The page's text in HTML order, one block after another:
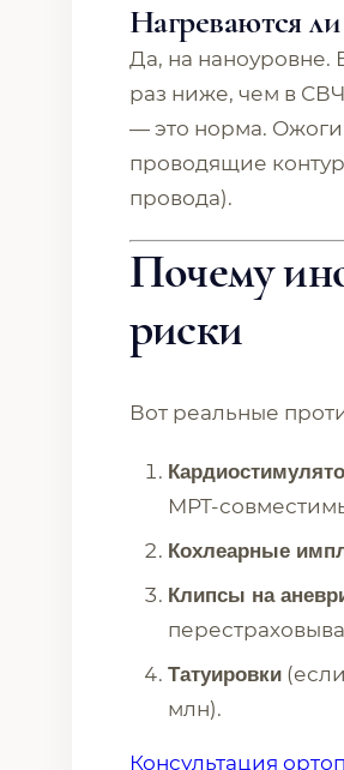
Нагреваются
Да, на наноуровне.
раз ниже, чем в
— это норма. Ожоги
проводящие
провода).
Почему
риски
Вот реальные
МРТ-
Кохлеарные
Клипсы на
Татуировки
млн).
Консультация